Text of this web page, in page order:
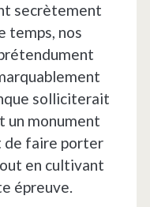
secrètement
temps, nos
solliciterait
un monument
de faire porter
en cultivant
épreuve.